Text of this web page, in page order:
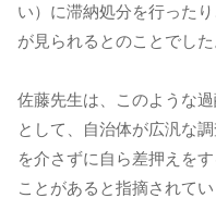
い）に滞納処分を行った
が見られるとのことでした
佐藤先生は、このような
として、自治体が広汎な
を介さずに自ら差押えを
ことがあると指摘されてい